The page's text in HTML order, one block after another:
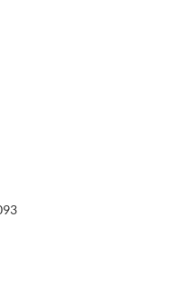
Aníbal Cavaco Silva ao